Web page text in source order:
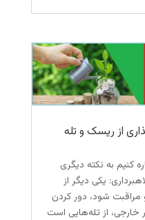
از ریسک و تله
کنیم به نکته دیگری
یکی دیگر از
مراقبت شود، دور کردن
خارجی، از تله‌هایی است